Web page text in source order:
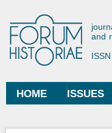
and
Main menu
HOME ISSUES